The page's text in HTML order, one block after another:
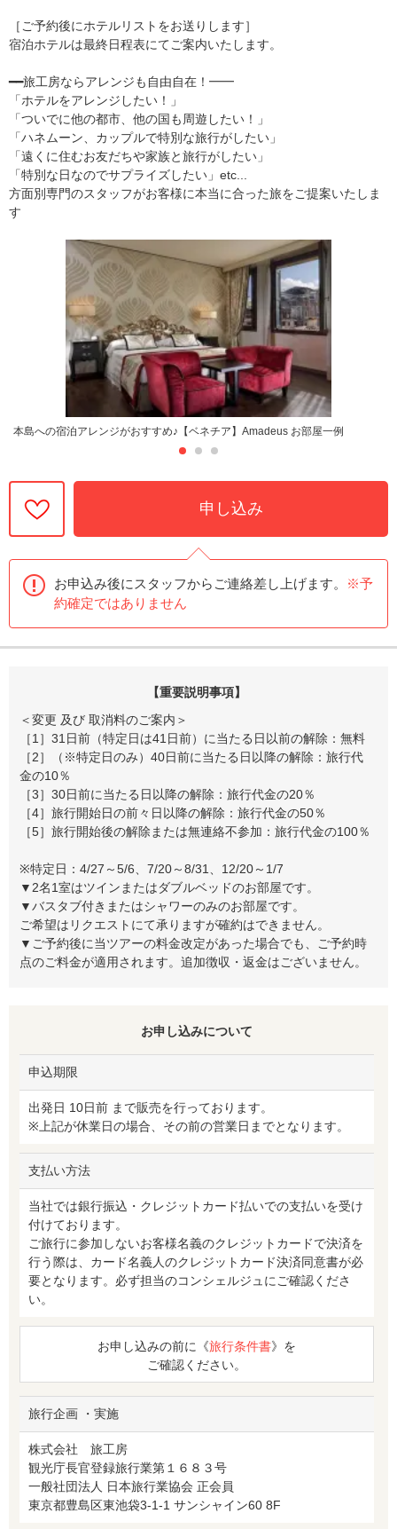
［ご予約後にホテルリストをお送りします］
宿泊ホテルは最終日程表にてご案内いたします。
━━旅工房ならアレンジも自由自在！━━
「ホテルをアレンジしたい！」
「ついでに他の都市、他の国も周遊したい！」
「ハネムーン、カップルで特別な旅行がしたい」
「遠くに住むお友だちや家族と旅行がしたい」
「特別な日なのでサプライズしたい」etc...
方面別専門のスタッフがお客様に本当に合った旅をご提案いたしま
す
本島への宿泊アレンジがおすすめ♪【ベネチア】Amadeus お部屋一例
申し込み
お申込み後にスタッフからご連絡差し上げます。
※予
約確定ではありません
【重要説明事項】
＜変更 及び 取消料のご案内＞
［1］31日前（特定日は41日前）に当たる日以前の解除：無料
［2］（※特定日のみ）40日前に当たる日以降の解除：旅行代
金の10％
［3］30日前に当たる日以降の解除：旅行代金の20％
［4］旅行開始日の前々日以降の解除：旅行代金の50％
［5］旅行開始後の解除または無連絡不参加：旅行代金の100％
※特定日：4/27～5/6、7/20～8/31、12/20～1/7
▼2名1室はツインまたはダブルベッドのお部屋です。
▼バスタブ付きまたはシャワーのみのお部屋です。
ご希望はリクエストにて承りますが確約はできません。
▼ご予約後に当ツアーの料金改定があった場合でも、ご予約時
点のご料金が適用されます。追加徴収・返金はございません。
お申し込みについて
申込期限
出発日 10日前 まで販売を行っております。
※上記が休業日の場合、その前の営業日までとなります。
支払い方法
当社では銀行振込・クレジットカード払いでの支払いを受け
付けております。
ご旅行に参加しないお客様名義のクレジットカードで決済を
行う際は、カード名義人のクレジットカード決済同意書が必
要となります。必ず担当のコンシェルジュにご確認くださ
い。
お申し込みの前に《旅行条件書》を
ご確認ください。
旅行企画 ・実施
株式会社 旅工房
観光庁長官登録旅行業第１６８３号
一般社団法人 日本旅行業協会 正会員
東京都豊島区東池袋3-1-1 サンシャイン60 8F